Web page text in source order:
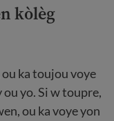
kòlèg
ka toujou voye
yo. Si w toupre,
ou ka voye yon